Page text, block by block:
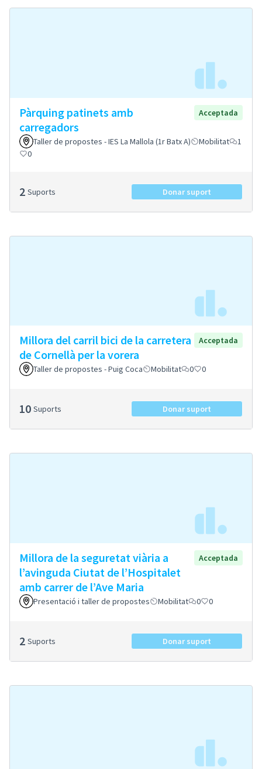
Pàrquing patinets amb
carregadors
Acceptada
Taller de propostes - IES La Mallola (1r Batx A) Mobilitat
1
0
2 Suports Donar suport
Millora del carril bici de la carretera
de Cornellà per la vorera
Acceptada
Taller de propostes - Puig Coca Mobilitat 0 0
10 Suports Donar suport
Millora de la seguretat viària a
l’avinguda Ciutat de l’Hospitalet
amb carrer de l’Ave Maria
Acceptada
Presentació i taller de propostes Mobilitat 0 0
2 Suports Donar suport